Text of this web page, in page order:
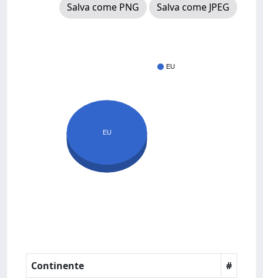
Salva come PNG
Salva come JPEG
EU
EU
Continente #